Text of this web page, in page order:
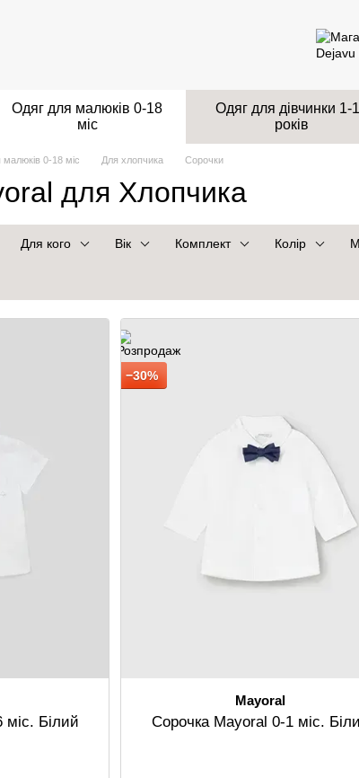
Одяг для малюків 0-18
міс
Одяг для дівчинки 1-
років
0-18 міс Для хлопчика Сорочки
для Хлопчика
Для кого Вік Комплект Колір
Білий
−30%
Mayoral
Сорочка Mayoral 0-1 міс.